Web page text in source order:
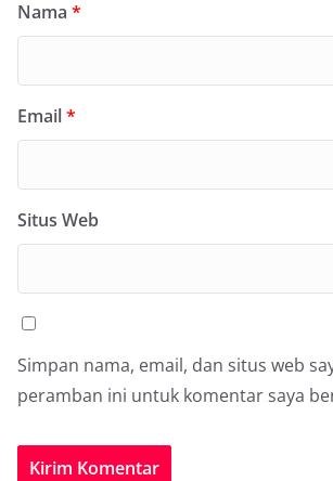
Nama *
Email*
Situs Web
Simpan nama, email, dan situs web
peramban ini untuk komentar saya